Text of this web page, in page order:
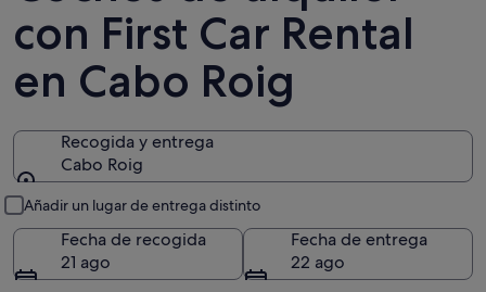
con First Car Rental
en Cabo Roig
Recogida y entrega
Cabo Roig
Añadir un lugar de entrega distinto
Fecha de recogida
21 ago
Fecha de entrega
22 ago